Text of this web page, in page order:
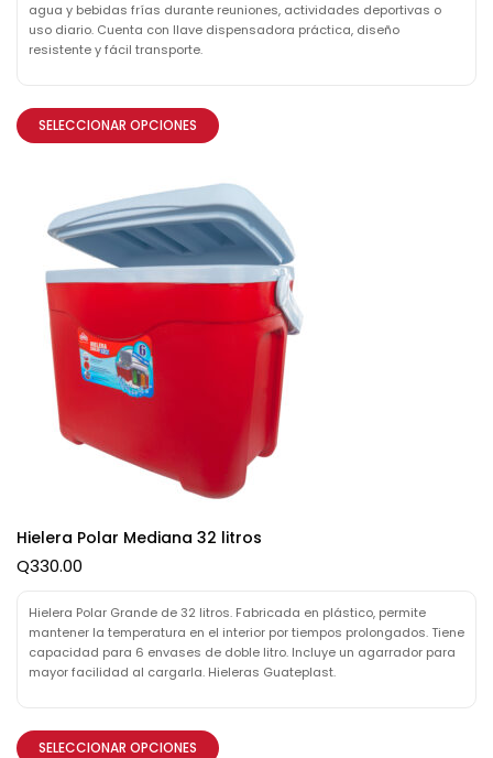
agua y bebidas frías durante reuniones, actividades deportivas o
uso diario. Cuenta con llave dispensadora práctica, diseño
resistente y fácil transporte.
SELECCIONAR OPCIONES
Hielera Polar Mediana 32 litros
Q330.00
Hielera Polar Grande de 32 litros. Fabricada en plástico, permite
mantener la temperatura en el interior por tiempos prolongados. Tiene
capacidad para 6 envases de doble litro. Incluye un agarrador para
mayor facilidad al cargarla. Hieleras Guateplast.
SELECCIONAR OPCIONES